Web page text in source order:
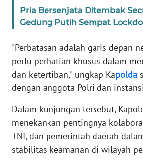
Pria Bersenjata Ditembak
Gedung Putih Sempat
"Perbatasan adalah garis depan
perlu perhatian khusus dalam
dan ketertiban," ungkap Kapolda
dengan anggota Polri dan
Dalam kunjungan tersebut,
menekankan pentingnya
TNI, dan pemerintah daerah
stabilitas keamanan di wilayah
WN
JAKARTA
JABAR
WN
BANTEN